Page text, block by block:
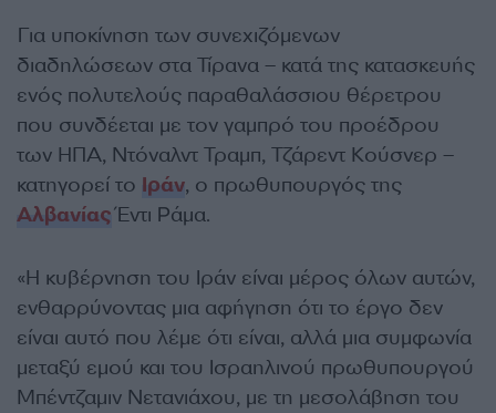
Για υποκίνηση των συνεχιζόμενων
διαδηλώσεων στα Τίρανα – κατά της κατασκευής
ενός πολυτελούς παραθαλάσσιου θέρετρου
που συνδέεται με τον γαμπρό του προέδρου
των ΗΠΑ, Ντόναλντ Τραμπ, Τζάρεντ Κούσνερ –
κατηγορεί το Ιράν, ο πρωθυπουργός της
ΑλβανίαςΈντι Ράμα.
«Η κυβέρνηση του Ιράν είναι μέρος όλων αυτών,
ενθαρρύνοντας μια αφήγηση ότι το έργο δεν
είναι αυτό που λέμε ότι είναι, αλλά μια συμφωνία
μεταξύ εμού και του Ισραηλινού πρωθυπουργού
Μπέντζαμιν Νετανιάχου, με τη μεσολάβηση του